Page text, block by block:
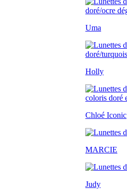
Uma
Holly
Chloé Iconic
MARCIE
Judy